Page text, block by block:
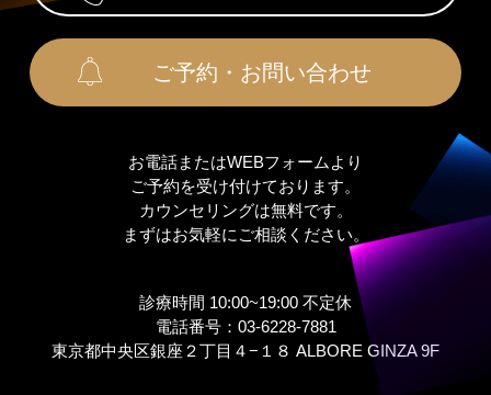
ご予約・お問い合わせ
お電話またはWEBフォームより
ご予約を受け付けております。
カウンセリングは無料です。
まずはお気軽にご相談ください。
診療時間 10:00~19:00 不定休
電話番号：03-6228-7881
東京都中央区銀座２丁⽬４−１８ ALBORE GINZA 9F